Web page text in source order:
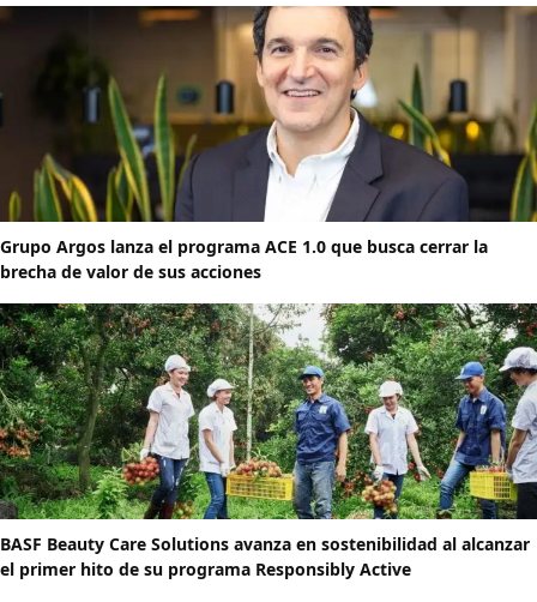
Grupo Argos lanza el programa ACE 1.0 que busca cerrar la
brecha de valor de sus acciones
BASF Beauty Care Solutions avanza en sostenibilidad al alcanzar
el primer hito de su programa Responsibly Active